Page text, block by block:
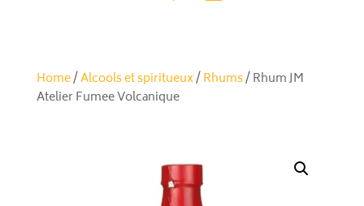
Home/Alcools et spiritueux/Rhums/ Rhum JM
Atelier Fumee Volcanique